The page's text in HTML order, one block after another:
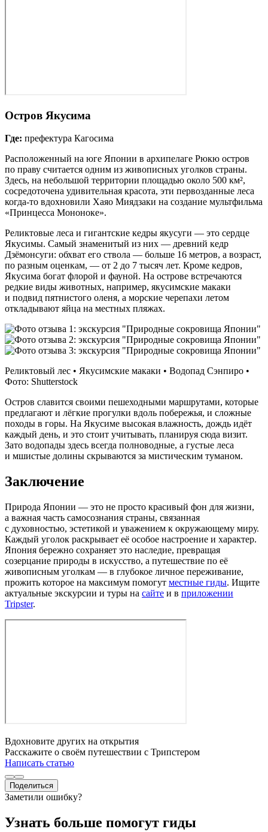
Остров Якусима
Где: префектура Кагосима
Расположенный на юге Японии в архипелаге Рюкю остров
по праву считается одним из живописных уголков страны.
Здесь, на небольшой территории площадью около 500 км²,
сосредоточена удивительная красота, эти первозданные леса
когда‑то вдохновили Хаяо Миядзаки на создание мультфильма
«Принцесса Мононоке».
Реликтовые леса и гигантские кедры якусуги — это сердце
Якусимы. Самый знаменитый из них — древний кедр
Дзёмонсуги: обхват его ствола — больше 16 метров, а возраст,
по разным оценкам, — от 2 до 7 тысяч лет. Кроме кедров,
Якусима богат флорой и фауной. На острове встречаются
редкие виды животных, например, якусимские макаки
и подвид пятнистого оленя, а морские черепахи летом
откладывают яйца на местных пляжах.
Реликтовый лес • Якусимские макаки • Водопад Сэнпиро •
Фото: Shutterstock
Остров славится своими пешеходными маршрутами, которые
предлагают и лёгкие прогулки вдоль побережья, и сложные
походы в горы. На Якусиме высокая влажность, дождь идёт
каждый день, и это стоит учитывать, планируя сюда визит.
Зато водопады здесь всегда полноводные, а густые леса
и мшистые долины скрываются за мистическим туманом.
Заключение
Природа Японии — это не просто красивый фон для жизни,
а важная часть самосознания страны, связанная
с духовностью, эстетикой и уважением к окружающему миру.
Каждый уголок раскрывает её особое настроение и характер.
Япония бережно сохраняет это наследие, превращая
созерцание природы в искусство, а путешествие по её
живописным уголкам — в глубокое личное переживание,
прожить которое на максимум помогут местные гиды. Ищите
актуальные экскурсии и туры на сайте и в приложении
Tripster.
Вдохновите других на открытия
Расскажите о своём путешествии с Трипстером
Написать статью
Поделиться
Заметили ошибку?
Узнать больше помогут гиды